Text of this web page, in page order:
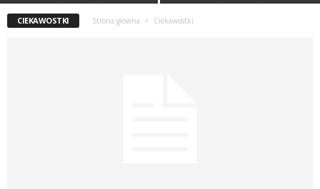
CIEKAWOSTKI Strona główna Ciekawostki